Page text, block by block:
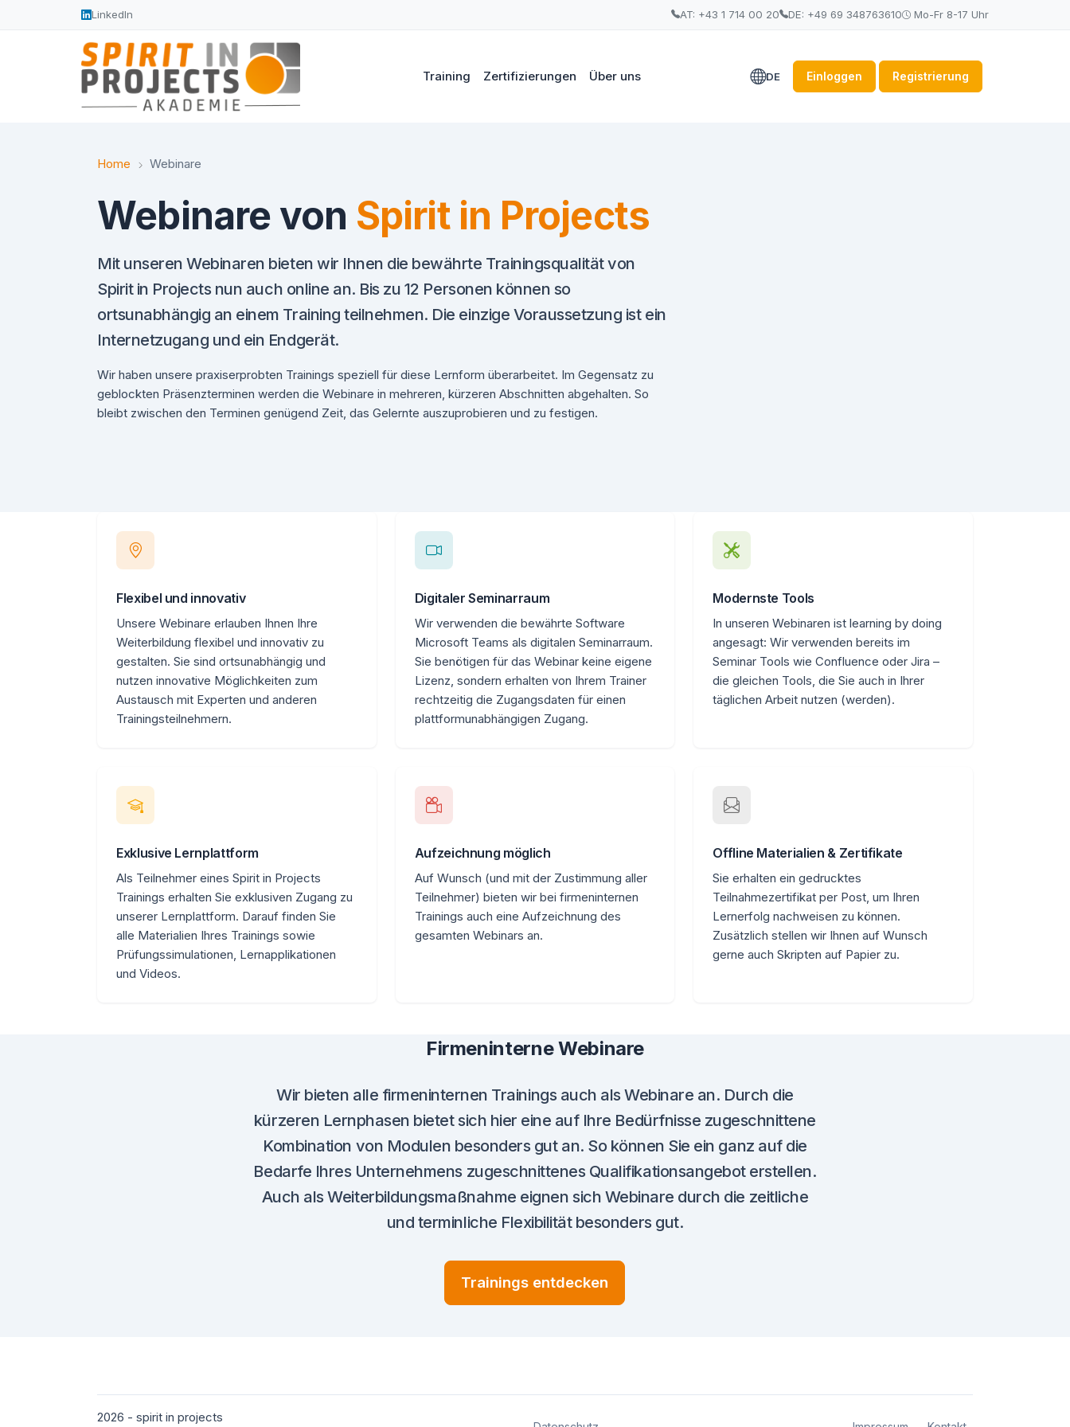
LinkedIn AT: +43 1 714 00 20 DE: +49 69 348763610 Mo-Fr 8-17 Uhr
DE Einloggen Registrierung
Training Zertifizierungen Über uns
Home Webinare
Webinare von Spirit in Projects
Mit unseren Webinaren bieten wir Ihnen die bewährte Trainingsqualität von
Spirit in Projects nun auch online an. Bis zu 12 Personen können so
ortsunabhängig an einem Training teilnehmen. Die einzige Voraussetzung ist ein
Internetzugang und ein Endgerät.
Wir haben unsere praxiserprobten Trainings speziell für diese Lernform überarbeitet. Im Gegensatz zu
geblockten Präsenzterminen werden die Webinare in mehreren, kürzeren Abschnitten abgehalten. So
bleibt zwischen den Terminen genügend Zeit, das Gelernte auszuprobieren und zu festigen.
Flexibel und innovativ
Unsere Webinare erlauben Ihnen Ihre
Weiterbildung flexibel und innovativ zu
gestalten. Sie sind ortsunabhängig und
nutzen innovative Möglichkeiten zum
Austausch mit Experten und anderen
Trainingsteilnehmern.
Digitaler Seminarraum
Wir verwenden die bewährte Software
Microsoft Teams als digitalen Seminarraum.
Sie benötigen für das Webinar keine eigene
Lizenz, sondern erhalten von Ihrem Trainer
rechtzeitig die Zugangsdaten für einen
plattformunabhängigen Zugang.
Modernste Tools
In unseren Webinaren ist learning by doing
angesagt: Wir verwenden bereits im
Seminar Tools wie Confluence oder Jira –
die gleichen Tools, die Sie auch in Ihrer
täglichen Arbeit nutzen (werden).
Exklusive Lernplattform
Als Teilnehmer eines Spirit in Projects
Trainings erhalten Sie exklusiven Zugang zu
unserer Lernplattform. Darauf finden Sie
alle Materialien Ihres Trainings sowie
Prüfungssimulationen, Lernapplikationen
und Videos.
Aufzeichnung möglich
Auf Wunsch (und mit der Zustimmung aller
Teilnehmer) bieten wir bei firmeninternen
Trainings auch eine Aufzeichnung des
gesamten Webinars an.
Offline Materialien & Zertifikate
Sie erhalten ein gedrucktes
Teilnahmezertifikat per Post, um Ihren
Lernerfolg nachweisen zu können.
Zusätzlich stellen wir Ihnen auf Wunsch
gerne auch Skripten auf Papier zu.
Firmeninterne Webinare
Wir bieten alle firmeninternen Trainings auch als Webinare an. Durch die
kürzeren Lernphasen bietet sich hier eine auf Ihre Bedürfnisse zugeschnittene
Kombination von Modulen besonders gut an. So können Sie ein ganz auf die
Bedarfe Ihres Unternehmens zugeschnittenes Qualifikationsangebot erstellen.
Auch als Weiterbildungsmaßnahme eignen sich Webinare durch die zeitliche
und terminliche Flexibilität besonders gut.
Trainings entdecken
2026 - spirit in projects